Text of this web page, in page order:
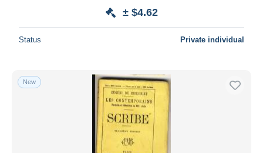
± $4.62
Status Private individual
New